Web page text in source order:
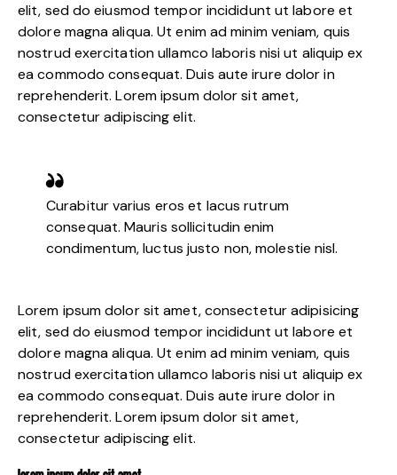
elit, sed do eiusmod tempor incididunt ut labore et
dolore magna aliqua. Ut enim ad minim veniam, quis
nostrud exercitation ullamco laboris nisi ut aliquip ex
ea commodo consequat. Duis aute irure dolor in
reprehenderit. Lorem ipsum dolor sit amet,
consectetur adipiscing elit.
Curabitur varius eros et lacus rutrum
consequat. Mauris sollicitudin enim
condimentum, luctus justo non, molestie nisl.
Lorem ipsum dolor sit amet, consectetur adipisicing
elit, sed do eiusmod tempor incididunt ut labore et
dolore magna aliqua. Ut enim ad minim veniam, quis
nostrud exercitation ullamco laboris nisi ut aliquip ex
ea commodo consequat. Duis aute irure dolor in
reprehenderit. Lorem ipsum dolor sit amet,
consectetur adipiscing elit.